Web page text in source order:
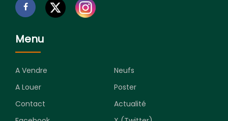
Menu
A Vendre
Neufs
A Louer
Poster
Contact
Actualité